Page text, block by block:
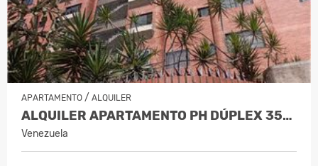
APARTAMENTO / ALQUILER
ALQUILER APARTAMENTO PH DÚPLEX 350…
Venezuela